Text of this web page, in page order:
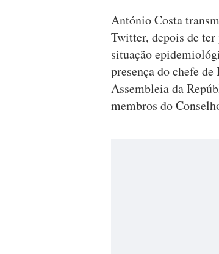
António Costa
Twitter, depois de
situação
presença do chefe
Assembleia da
membros do